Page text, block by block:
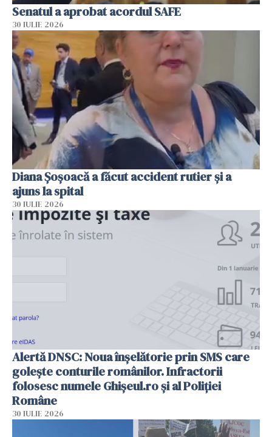
Senatul a aprobat acordul SAFE
30 IULIE 2026
Diana Șoșoacă a făcut accident rutier și a
ajuns la spital
30 IULIE 2026
Alertă DNSC: Noua înșelătorie prin SMS care
golește conturile românilor. Infractorii
folosesc numele Ghișeul.ro și al Poliției
Române
30 IULIE 2026